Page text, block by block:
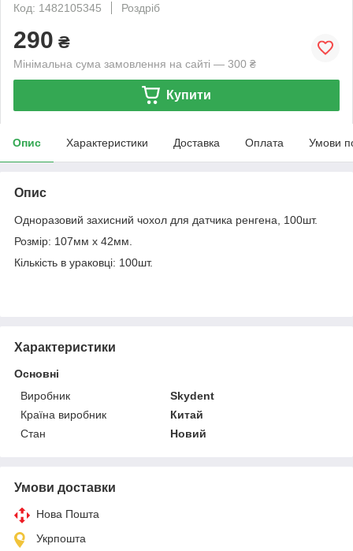
Код: 1482105345
Роздріб
290 ₴
Мінімальна сума замовлення на сайті — 300 ₴
Купити
Опис Характеристики Доставка Оплата Умови
Опис
Одноразовий захисний чохол для датчика ренгена, 100шт.
Розмір: 107мм х 42мм.
Кількість в ураковці: 100шт.
Характеристики
Основні
Виробник
Skydent
Країна виробник
Китай
Стан
Новий
Умови доставки
Нова Пошта
Укрпошта